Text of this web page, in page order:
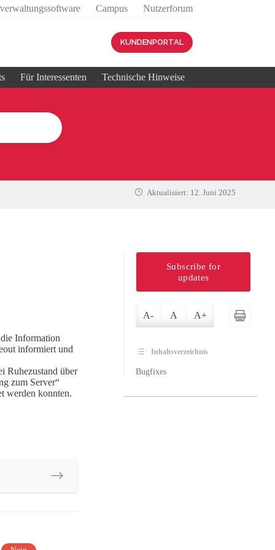
Campus Nutzerforum
KUNDENPORTAL
Für Interessenten Technische Hinweise
Aktualisiert: 12. Juni 2025
Information
informiert und
Ruhezustand über
zum Server“
werden konnten.
Subscribe for
updates
A- A A+
Inhaltsverzeichnis
Bugfixes